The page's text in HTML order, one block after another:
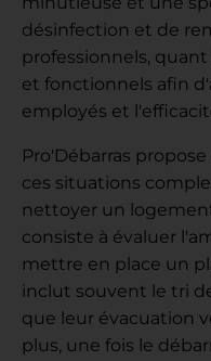
désinfection et de
professionnels,
et fonctionnels afin
employés et
Pro'Débarras
ces situations
nettoyer un
consiste à évaluer
mettre en place un
inclut souvent le tri
que leur évacuation
plus, une fois le